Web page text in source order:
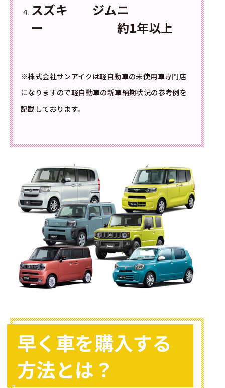
スズキ ジムニ
ー 約1年以上
※株式会社サンアイクは軽自動車の未使用車専門店
になりますので軽自動車の新車納期状況の参考例を
記載しております。
早く車を購入する
方法とは？